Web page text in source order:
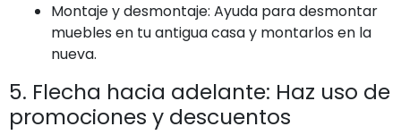
Montaje y desmontaje: Ayuda para desmontar
muebles en tu antigua casa y montarlos en la
nueva.
5. Flecha hacia adelante: Haz uso de
promociones y descuentos